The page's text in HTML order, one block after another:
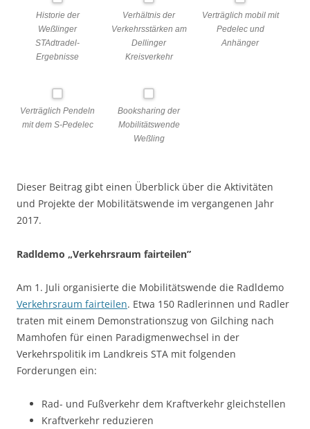
Historie der
Weßlinger
STAdtradel-
Ergebnisse
Verhältnis der
Verkehrsstärken am
Dellinger
Kreisverkehr
Verträglich mobil mit
Pedelec und
Anhänger
Verträglich Pendeln
mit dem S-Pedelec
Booksharing der
Mobilitätswende
Weßling
Dieser Beitrag gibt einen Überblick über die Aktivitäten
und Projekte der Mobilitätswende im vergangenen Jahr
2017.
Radldemo „Verkehrsraum fairteilen”
Am 1. Juli organisierte die Mobilitätswende die Radldemo
Verkehrsraum fairteilen. Etwa 150 Radlerinnen und Radler
traten mit einem Demonstrationszug von Gilching nach
Mamhofen für einen Paradigmenwechsel in der
Verkehrspolitik im Landkreis STA mit folgenden
Forderungen ein:
Rad- und Fußverkehr dem Kraftverkehr gleichstellen
Kraftverkehr reduzieren